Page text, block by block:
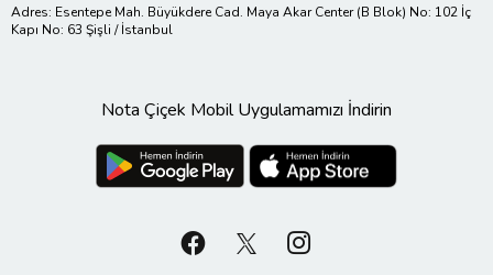
Adres: Esentepe Mah. Büyükdere Cad. Maya Akar Center (B Blok) No: 102 İç
Kapı No: 63 Şişli / İstanbul
Nota Çiçek Mobil Uygulamamızı İndirin